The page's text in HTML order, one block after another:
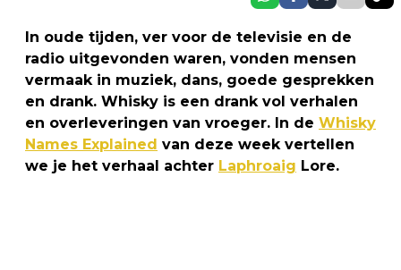
In oude tijden, ver voor de televisie en de
radio uitgevonden waren, vonden mensen
vermaak in muziek, dans, goede gesprekken
en drank. Whisky is een drank vol verhalen
en overleveringen van vroeger. In de Whisky
Names Explained van deze week vertellen
we je het verhaal achter Laphroaig Lore.